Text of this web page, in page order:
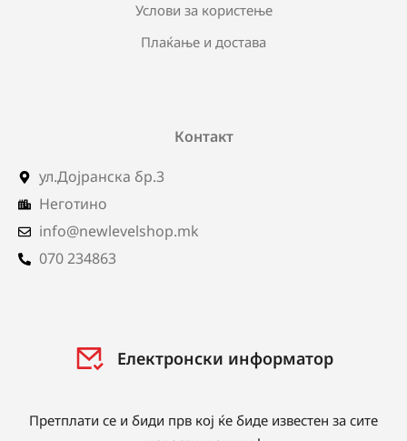
Услови за користење
Плаќање и достава
Контакт
ул.Дојранска бр.3
Неготино
info@newlevelshop.mk
070 234863
Електронски информатор
Претплати се и биди прв кој ќе биде известен за сите